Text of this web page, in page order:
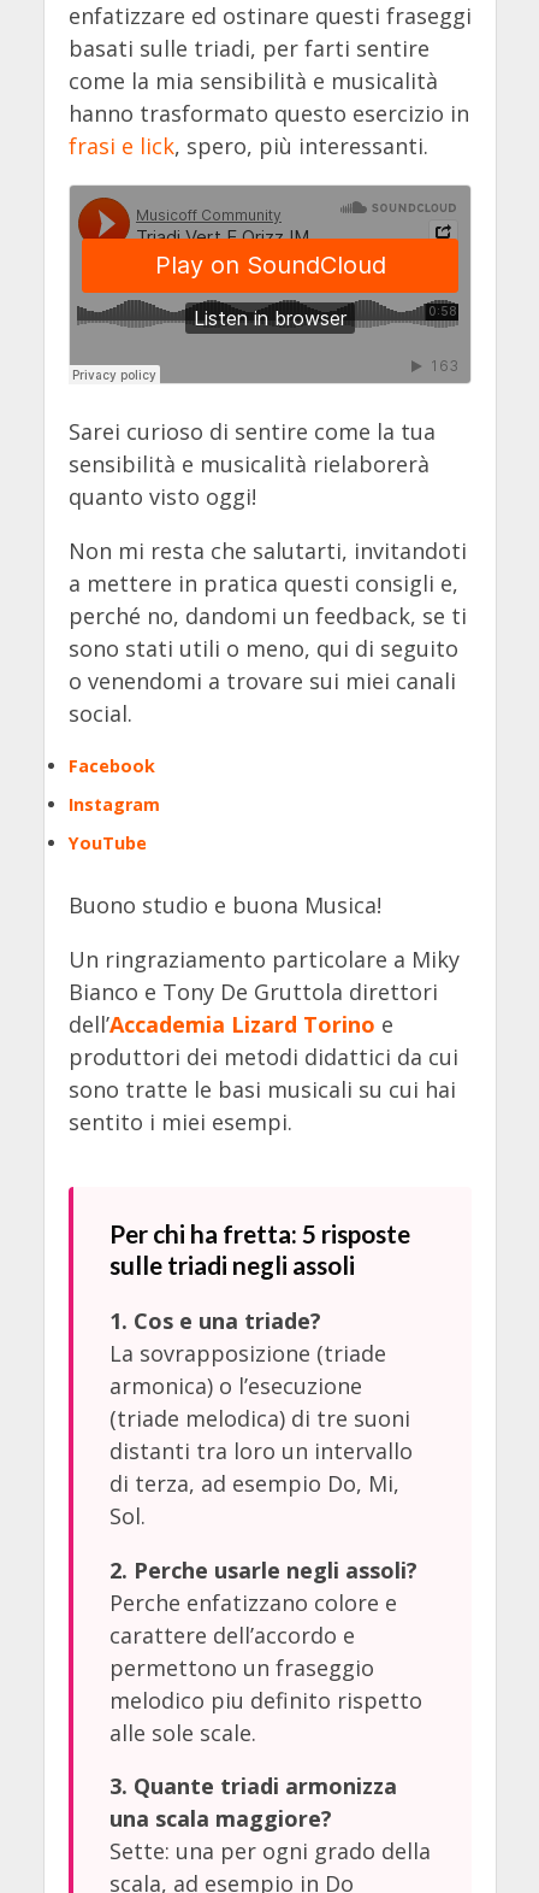
enfatizzare ed ostinare questi fraseggi
basati sulle triadi, per farti sentire
come la mia sensibilità e musicalità
hanno trasformato questo esercizio in
frasi e lick, spero, più interessanti.
Sarei curioso di sentire come la tua
sensibilità e musicalità rielaborerà
quanto visto oggi!
Non mi resta che salutarti, invitandoti
a mettere in pratica questi consigli e,
perché no, dandomi un feedback, se ti
sono stati utili o meno, qui di seguito
o venendomi a trovare sui miei canali
social.
Facebook
Instagram
YouTube
Buono studio e buona Musica!
Un ringraziamento particolare a Miky
Bianco e Tony De Gruttola direttori
dell’Accademia Lizard Torino e
produttori dei metodi didattici da cui
sono tratte le basi musicali su cui hai
sentito i miei esempi.
Per chi ha fretta: 5 risposte
sulle triadi negli assoli
1. Cos e una triade?
La sovrapposizione (triade
armonica) o l’esecuzione
(triade melodica) di tre suoni
distanti tra loro un intervallo
di terza, ad esempio Do, Mi,
Sol.
2. Perche usarle negli assoli?
Perche enfatizzano colore e
carattere dell’accordo e
permettono un fraseggio
melodico piu definito rispetto
alle sole scale.
3. Quante triadi armonizza
una scala maggiore?
Sette: una per ogni grado della
scala, ad esempio in Do